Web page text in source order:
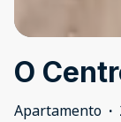
O
Apartamento ·